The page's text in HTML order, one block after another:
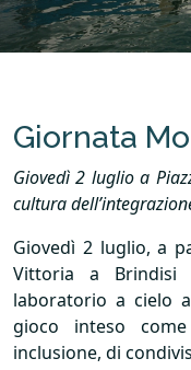
Giornata
Giovedì 2 luglio a
cultura
Giovedì 2 luglio, a
Vittoria a
laboratorio a cielo
gioco inteso
inclusione, di